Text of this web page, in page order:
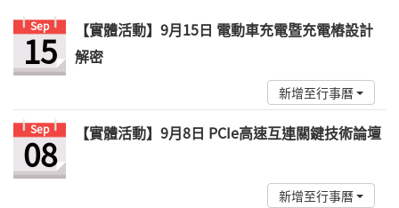
Sep
15
【實體活動】9月15日 電動車充電暨充電樁設計
解密
新增至行事曆
Sep
08 【實體活動】9月8日 PCIe高速互連關鍵技術論壇
新增至行事曆